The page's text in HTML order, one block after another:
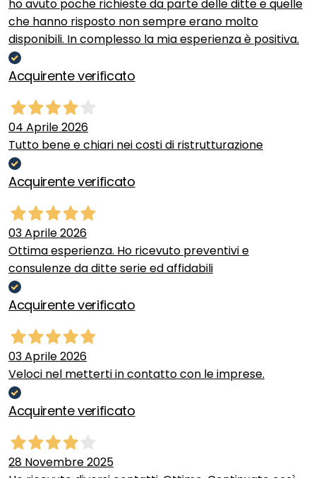
ho avuto poche richieste da parte delle ditte e quelle
che hanno risposto non sempre erano molto
disponibili. In complesso la mia esperienza è positiva.
Acquirente verificato
04 Aprile 2026
Tutto bene e chiari nei costi di ristrutturazione
Acquirente verificato
03 Aprile 2026
Ottima esperienza. Ho ricevuto preventivi e
consulenze da ditte serie ed affidabili
Acquirente verificato
03 Aprile 2026
Veloci nel metterti in contatto con le imprese.
Acquirente verificato
28 Novembre 2025